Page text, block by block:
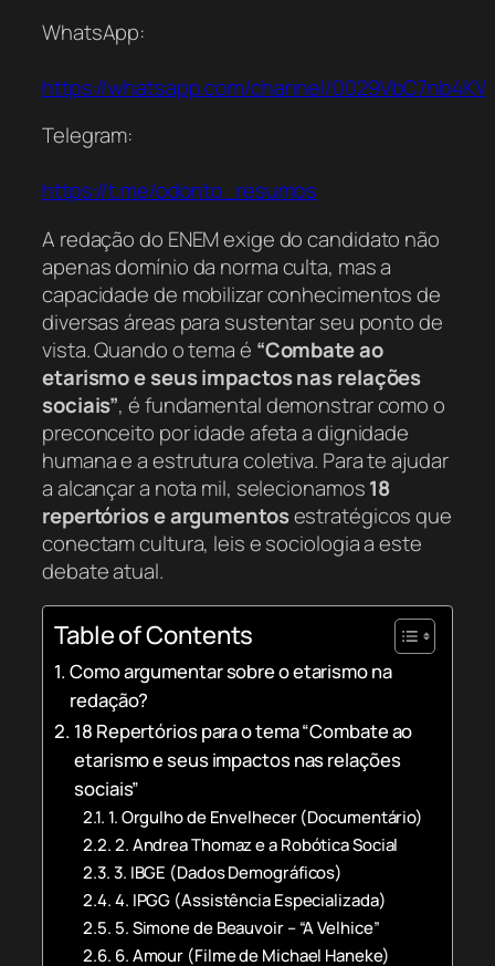
WhatsApp:
https://whatsapp.com/channel/
Telegram:
https://t.me/odonto_resumos
A redação do ENEM exige do candidato não
apenas domínio da norma culta, mas a
capacidade de mobilizar conhecimentos de
diversas áreas para sustentar seu ponto de
vista. Quando o tema é “Combate ao
etarismo e seus impactos nas relações
sociais”, é fundamental demonstrar como o
preconceito por idade afeta a dignidade
humana e a estrutura coletiva. Para te ajudar
a alcançar a nota mil, selecionamos18
repertórios e argumentosestratégicos que
conectam cultura, leis e sociologia a este
debate atual.
Table of Contents
Como argumentar sobre o etarismo na
redação?
18 Repertórios para o tema “Combate ao
etarismo e seus impactos nas relações
sociais”
1. Orgulho de Envelhecer (Documentário)
2. Andrea Thomaz e a Robótica Social
3. IBGE (Dados Demográficos)
4. IPGG (Assistência Especializada)
5. Simone de Beauvoir – “A Velhice”
6. Amour (Filme de Michael Haneke)